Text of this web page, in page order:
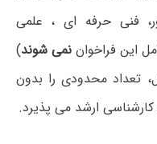
فنی حرفه ای ، علمی
این فراخواننمی شوند)
تعداد محدودی را بدون
ارشد می پذیرد.